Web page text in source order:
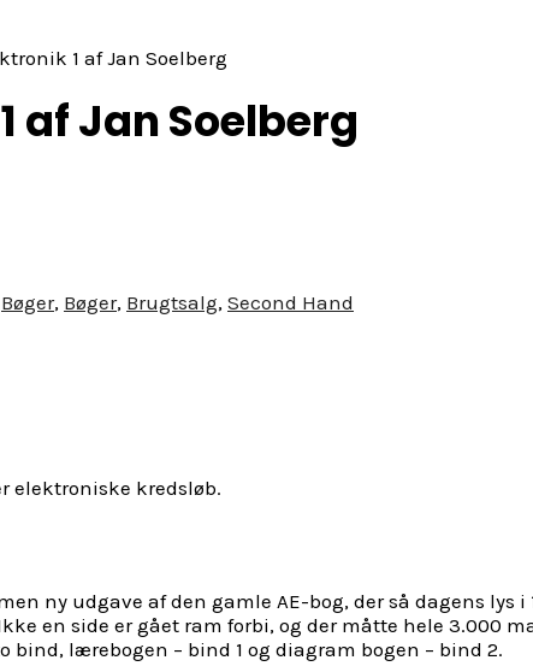
1 af Jan Soelberg
af Jan Soelberg
Bøger, Bøger, Brugtsalg, Second Hand
elektroniske kredsløb.
ny udgave af den gamle AE-bog, der så dagens lys
en side er gået ram forbi, og der måtte hele 3.000
lærebogen – bind 1 og diagram bogen – bind 2.